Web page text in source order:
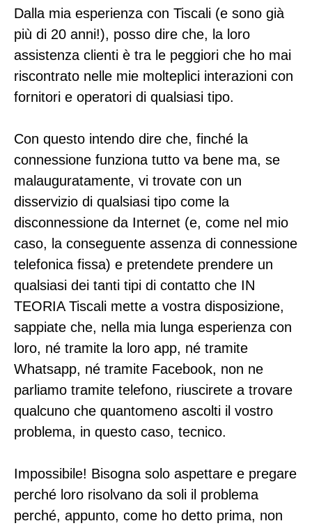
Dalla mia esperienza con Tiscali (e sono già
più di 20 anni!), posso dire che, la loro
assistenza clienti è tra le peggiori che ho mai
riscontrato nelle mie molteplici interazioni con
fornitori e operatori di qualsiasi tipo.
Con questo intendo dire che, finché la
connessione funziona tutto va bene ma, se
malauguratamente, vi trovate con un
disservizio di qualsiasi tipo come la
disconnessione da Internet (e, come nel mio
caso, la conseguente assenza di connessione
telefonica fissa) e pretendete prendere un
qualsiasi dei tanti tipi di contatto che IN
TEORIA Tiscali mette a vostra disposizione,
sappiate che, nella mia lunga esperienza con
loro, né tramite la loro app, né tramite
Whatsapp, né tramite Facebook, non ne
parliamo tramite telefono, riuscirete a trovare
qualcuno che quantomeno ascolti il vostro
problema, in questo caso, tecnico.
Impossibile! Bisogna solo aspettare e pregare
perché loro risolvano da soli il problema
perché, appunto, come ho detto prima, non